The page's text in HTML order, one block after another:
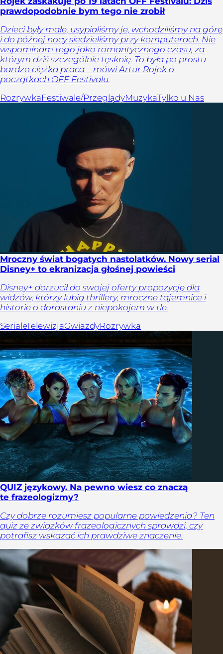
prawdopodobnie bym tego nie zrobił
Dzieci były małe, usypialiśmy je, wchodziliśmy na górę
i do późnej nocy siedzieliśmy przy komputerach. Nie
wspominam tego jako romantycznego czasu, za
którym dziś szczególnie tęsknię. To była po prostu
bardzo ciężka praca – mówi Artur Rojek o
początkach OFF Festivalu.
RozrywkaFestiwale/PrzeglądyMuzykaTylko u Nas
Mroczny świat bogatych nastolatków. Nowy serial
Disney+ to ekranizacja głośnej powieści
Disney+ dorzucił do swojej oferty propozycję dla
widzów, którzy lubią thrillery, mroczne tajemnice i
historie o dorastaniu z niepokojem w tle.
SerialeTelewizjaGwiazdyRozrywka
QUIZ językowy. Na pewno wiesz co znaczą
te frazeologizmy?
Czy dobrze rozumiesz popularne powiedzenia? Ten
quiz ze związków frazeologicznych sprawdzi, czy
potrafisz wskazać ich prawdziwe znaczenie.